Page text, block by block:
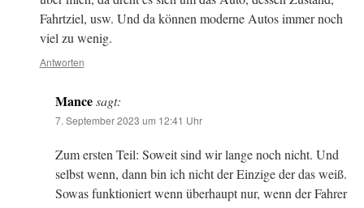
Fahrtziel, usw. Und da können moderne Autos immer noch
viel zu wenig.
Antworten
Mancesagt:
7. September 2023 um 12:41 Uhr
Zum ersten Teil: Soweit sind wir lange noch nicht. Und
selbst wenn, dann bin ich nicht der Einzige der das weiß.
Sowas funktioniert wenn überhaupt nur, wenn der Fahrer